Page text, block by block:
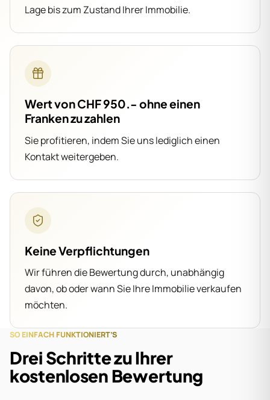
Lage bis zum Zustand Ihrer Immobilie.
Wert von CHF 950.- ohne einen
Franken zu zahlen
Sie profitieren, indem Sie uns lediglich einen
Kontakt weitergeben.
Keine Verpflichtungen
Wir führen die Bewertung durch, unabhängig
davon, ob oder wann Sie Ihre Immobilie verkaufen
möchten.
SO EINFACH FUNKTIONIERT’S
Drei Schritte zu Ihrer
kostenlosen Bewertung